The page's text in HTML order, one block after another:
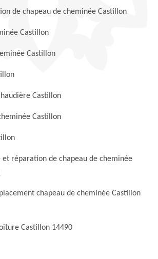
de chapeau de cheminée Castillon
Castillon
Castillon
Castillon
Castillon
et réparation de chapeau de cheminée
chapeau de cheminée Castillon
Castillon 14490